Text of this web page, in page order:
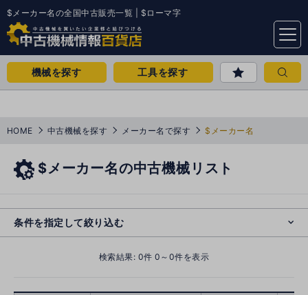
$メーカー名の全国中古販売一覧 | $ローマ字
menu
機械を探す 工具を探す
HOME 中古機械を探す メーカー名で探す $メーカー名
$メーカー名の中古機械リスト
条件を指定して絞り込む
検索結果: 0件 0～0件を表示